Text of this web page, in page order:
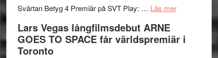
spännande
Jackie
Vem
Svärtan Betyg 4 Premiär på SVT Play: … Läs merom
tv-
Lars Vegas långfilmsdebut ARNE
GOES TO SPACE får världspremiär i
Toronto